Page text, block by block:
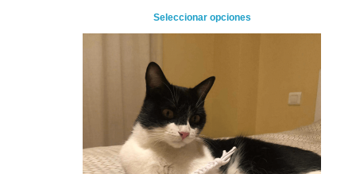
Seleccionar opciones